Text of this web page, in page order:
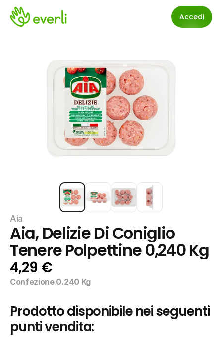
Accedi
Aia
Aia, Delizie Di Coniglio
Tenere Polpettine 0,240 Kg
4,29 €
Confezione 0.240 Kg
Prodotto disponibile nei seguenti
punti vendita: